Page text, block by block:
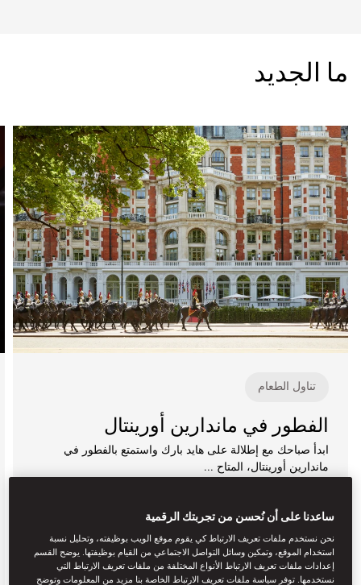
ما الجديد
تناول الطعام
الفطور في ماندارين أورينتال
ابدأ صباحك مع إطلالة على هايد بارك واستمتع بالفطور في
ماندارين أورينتال، المتاح ...
التواريخ القادمة
الجمعة أغسطس 7
السبت
أغسطس 8
7 صباحاً
الأحد
أغسطس 9 7 صباحاً
ساعدنا على أن نُحسن من تجربتك الرقمية
نحن نستخدم ملفات تعريف الارتباط كي يقوم موقع الويب بوظيفته، وتحليل نسبة
استخدام الموقع، وتمكين وسائل التواصل الاجتماعي من القيام بوظيفتها. يوضح القسم
إعدادات ملفات تعريف الارتباط الأنواع المختلفة من ملفات تعريف الارتباط التي
نستخدمها. توفر سياسة ملفات تعريف الارتباط الخاصة بنا مزيد من المعلومات وتوضح